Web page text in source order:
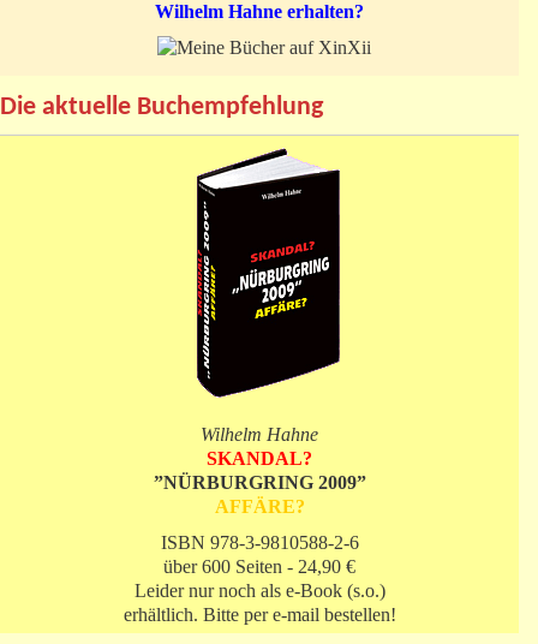
Wilhelm Hahne erhalten?
Die aktuelle Buchempfehlung
Wilhelm Hahne
SKANDAL?
”NÜRBURGRING 2009”
AFFÄRE?
ISBN 978-3-9810588-2-6
über 600 Seiten - 24,90 €
Leider nur noch als e-Book (s.o.)
erhältlich. Bitte per e-mail bestellen!